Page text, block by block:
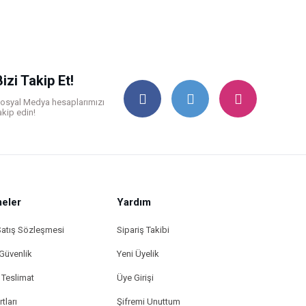
Takip Et!
Medya hesaplarımızı
edin!
Sözleşmesi
Yardım
Sipariş Takibi
Yeni Üyelik
Üye Girişi
Şifremi Unuttum